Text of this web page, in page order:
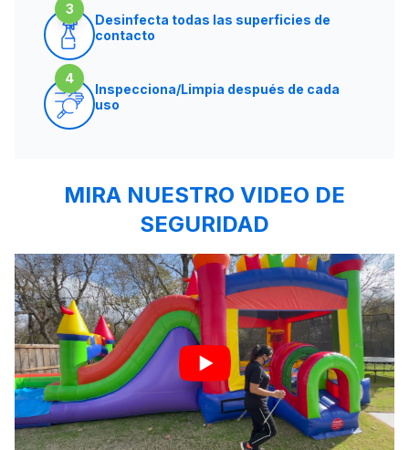
3
Desinfecta todas las superficies de
contacto
4
Inspecciona/Limpia después de cada
uso
MIRA NUESTRO VIDEO DE
SEGURIDAD